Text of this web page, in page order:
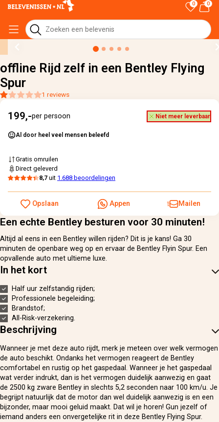
0 0
› offline Rijd zelf in een Bentley Flying Spur
offline Rijd zelf in een Bentley Flying
Spur
1 reviews
Een echte Bentley besturen voor 30 minuten!
Altijd al eens in een Bentley willen rijden? Dit is je kans! Ga 30
minuten de openbare weg op en ervaar de Bentley Flyin Spur. Een
opvallende auto met ultieme luxe.
In het kort
Half uur zelfstandig rijden;
Professionele begeleiding;
Brandstof;
All-Risk-verzekering.
Beschrijving
Wanneer je met deze auto rijdt, merk je meteen over welk vermogen
de auto beschikt. Ondanks het vermogen reageert de Bentley
comfortabel en rustig op het gaspedaal. Wanneer je het gaspedaal
wat verder indrukt, dan is het vermogen duidelijk aanwezig en gaat
de 2500 kg zware Bentley in slechts 5,2 seconden naar 100 km/u. Je
begrijpt natuurlijk dat de motor dan wel duidelijk aanwezig is en een
bijzonder, maar mooi geluid maakt. Dat wil je horen! Gun jezelf of
iemand anders een onvergetelijke rit in deze Bentley Flying Spur.
199,-per persoon Niet meer leverbaar
Al door heel veel mensen beleefd
Gratis omruilen
Direct geleverd
8,7 uit 1.688 beoordelingen
Opslaan Appen Mailen